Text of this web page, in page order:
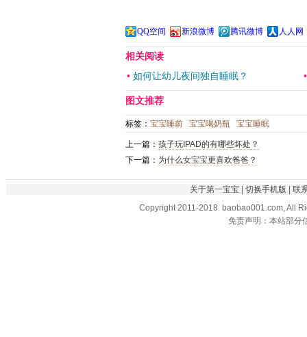
QQ空间 新浪微博 腾讯微博 人人网
相关阅读
• 如何让幼儿夜间独自睡眠？
图文推荐
标签： 宝宝睡前 宝宝喝奶瓶 宝宝睡眠
上一篇： 孩子玩IPAD的有哪些坏处？
下一篇： 为什么女宝宝更喜欢爸爸？
关于第一宝宝 | 切换手机版 | 联
Copyright 2011-2018 baobao001.com, All
免责声明：本站部分